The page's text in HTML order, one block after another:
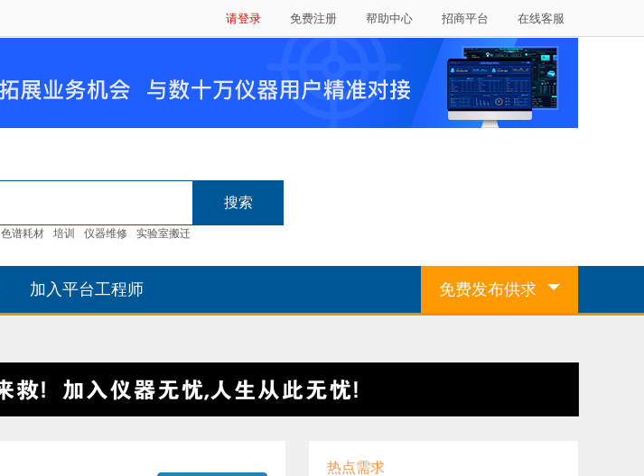
请登录 免费注册 帮助中心 招商平台 在线客服
色谱耗材 培训 仪器维修 实验室搬迁
加入平台工程师 免费发布供求
热点需求